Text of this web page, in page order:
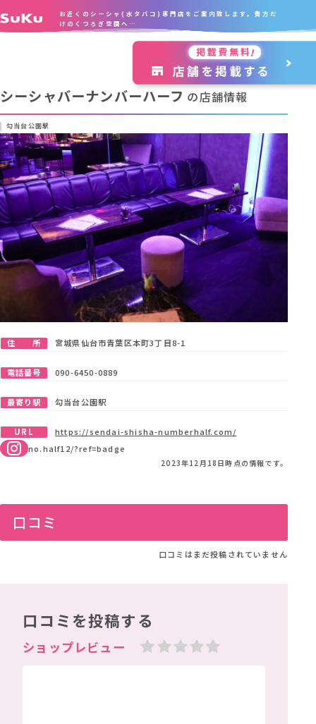
お近くのシーシャ(水タバコ)専門店をご案内致します。貴方だ
けのくつろぎ空間へ…
シーシャバーナンバーハーフ の店舗情報
勾当台公園駅
住 所 宮城県仙台市青葉区本町3丁目8-1
電話番号 090-6450-0889
最寄り駅 勾当台公園駅
URL
https://sendai-shisha-numberhalf.com/
no.half12/?ref=badge
2023年12月18日時点の情報です。
口コミ
口コミはまだ投稿されていません
口コミを投稿する